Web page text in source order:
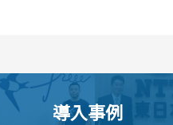
導入事例